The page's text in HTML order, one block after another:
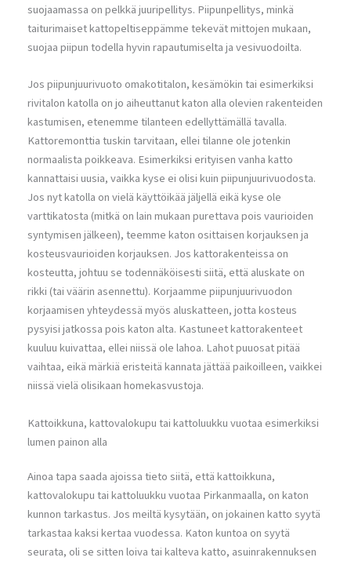
suojaamassa on pelkkä juuripellitys. Piipunpellitys, minkä
taiturimaiset kattopeltiseppämme tekevät mittojen mukaan,
suojaa piipun todella hyvin rapautumiselta ja vesivuodoilta.
Jos piipunjuurivuoto omakotitalon, kesämökin tai esimerkiksi
rivitalon katolla on jo aiheuttanut katon alla olevien rakenteiden
kastumisen, etenemme tilanteen edellyttämällä tavalla.
Kattoremonttia tuskin tarvitaan, ellei tilanne ole jotenkin
normaalista poikkeava. Esimerkiksi erityisen vanha katto
kannattaisi uusia, vaikka kyse ei olisi kuin piipunjuurivuodosta.
Jos nyt katolla on vielä käyttöikää jäljellä eikä kyse ole
varttikatosta (mitkä on lain mukaan purettava pois vaurioiden
syntymisen jälkeen), teemme katon osittaisen korjauksen ja
kosteusvaurioiden korjauksen. Jos kattorakenteissa on
kosteutta, johtuu se todennäköisesti siitä, että aluskate on
rikki (tai väärin asennettu). Korjaamme piipunjuurivuodon
korjaamisen yhteydessä myös aluskatteen, jotta kosteus
pysyisi jatkossa pois katon alta. Kastuneet kattorakenteet
kuuluu kuivattaa, ellei niissä ole lahoa. Lahot puuosat pitää
vaihtaa, eikä märkiä eristeitä kannata jättää paikoilleen, vaikkei
niissä vielä olisikaan homekasvustoja.
Kattoikkuna, kattovalokupu tai kattoluukku vuotaa esimerkiksi
lumen painon alla
Ainoa tapa saada ajoissa tieto siitä, että kattoikkuna,
kattovalokupu tai kattoluukku vuotaa Pirkanmaalla, on katon
kunnon tarkastus. Jos meiltä kysytään, on jokainen katto syytä
tarkastaa kaksi kertaa vuodessa. Katon kuntoa on syytä
seurata, oli se sitten loiva tai kalteva katto, asuinrakennuksen